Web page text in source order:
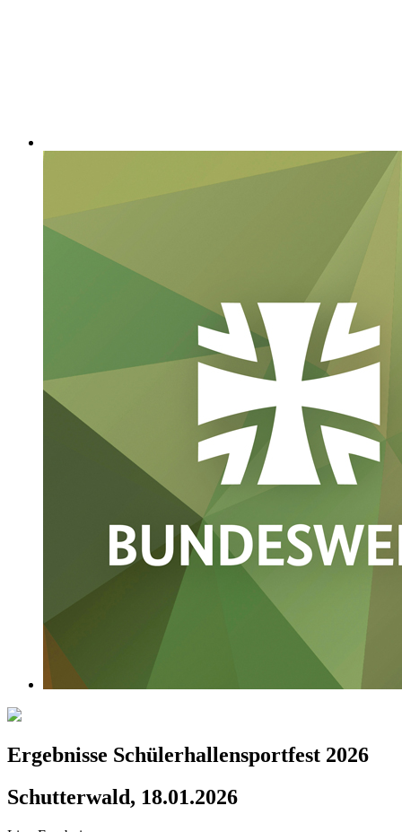
Ergebnisse Schülerhallensportfest 2026
Schutterwald, 18.01.2026